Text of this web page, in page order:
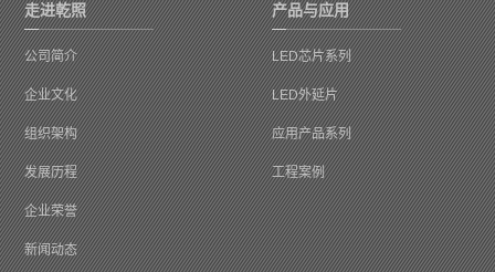
走进乾照
公司简介
企业文化
组织架构
发展历程
企业荣誉
新闻动态
产品与应用
LED芯片系列
LED外延片
应用产品系列
工程案例